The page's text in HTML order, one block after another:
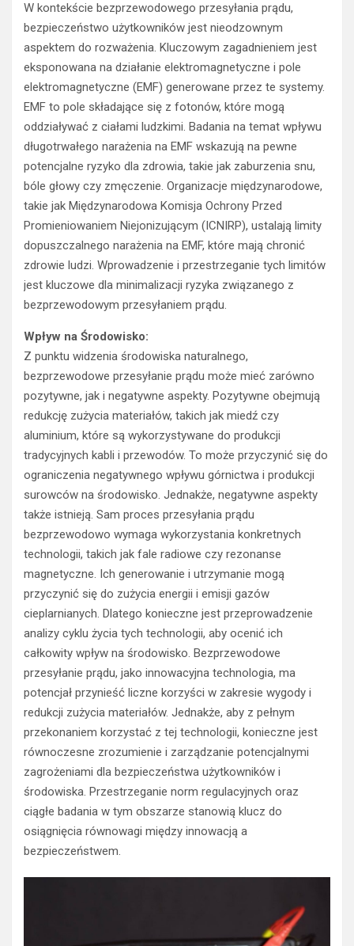
W kontekście bezprzewodowego przesyłania prądu,
bezpieczeństwo użytkowników jest nieodzownym
aspektem do rozważenia. Kluczowym zagadnieniem jest
eksponowana na działanie elektromagnetyczne i pole
elektromagnetyczne (EMF) generowane przez te systemy.
EMF to pole składające się z fotonów, które mogą
oddziaływać z ciałami ludzkimi. Badania na temat wpływu
długotrwałego narażenia na EMF wskazują na pewne
potencjalne ryzyko dla zdrowia, takie jak zaburzenia snu,
bóle głowy czy zmęczenie. Organizacje międzynarodowe,
takie jak Międzynarodowa Komisja Ochrony Przed
Promieniowaniem Niejonizującym (ICNIRP), ustalają limity
dopuszczalnego narażenia na EMF, które mają chronić
zdrowie ludzi. Wprowadzenie i przestrzeganie tych limitów
jest kluczowe dla minimalizacji ryzyka związanego z
bezprzewodowym przesyłaniem prądu.
Wpływ na Środowisko:
Z punktu widzenia środowiska naturalnego,
bezprzewodowe przesyłanie prądu może mieć zarówno
pozytywne, jak i negatywne aspekty. Pozytywne obejmują
redukcję zużycia materiałów, takich jak miedź czy
aluminium, które są wykorzystywane do produkcji
tradycyjnych kabli i przewodów. To może przyczynić się do
ograniczenia negatywnego wpływu górnictwa i produkcji
surowców na środowisko. Jednakże, negatywne aspekty
także istnieją. Sam proces przesyłania prądu
bezprzewodowo wymaga wykorzystania konkretnych
technologii, takich jak fale radiowe czy rezonanse
magnetyczne. Ich generowanie i utrzymanie mogą
przyczynić się do zużycia energii i emisji gazów
cieplarnianych. Dlatego konieczne jest przeprowadzenie
analizy cyklu życia tych technologii, aby ocenić ich
całkowity wpływ na środowisko. Bezprzewodowe
przesyłanie prądu, jako innowacyjna technologia, ma
potencjał przynieść liczne korzyści w zakresie wygody i
redukcji zużycia materiałów. Jednakże, aby z pełnym
przekonaniem korzystać z tej technologii, konieczne jest
równoczesne zrozumienie i zarządzanie potencjalnymi
zagrożeniami dla bezpieczeństwa użytkowników i
środowiska. Przestrzeganie norm regulacyjnych oraz
ciągłe badania w tym obszarze stanowią klucz do
osiągnięcia równowagi między innowacją a
bezpieczeństwem.